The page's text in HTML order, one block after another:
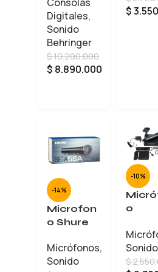
X32
Digitales,
Sonido
Behringer
$10.200.000
$ 8.890.000
$
-14%
Microfon
o Shure
Alambric
o
Micrófonos,
Sonido
-10%
o
co
er
Sonido
$